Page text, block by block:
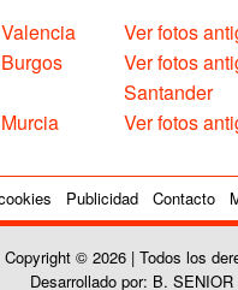
Ver fotos
Ver fotos
Santander
Ver fotos
Publicidad Contacto
Copyright © 2026 | Todos los
Desarrollado por: B.